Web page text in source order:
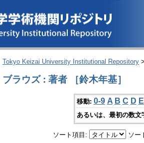
Tokyo Keizai University Institutional Repository
ブラウズ : 著者 ［鈴木年基］
移動: 0-9 A B C D E
あるいは、最初の数
ソート項目: ソー